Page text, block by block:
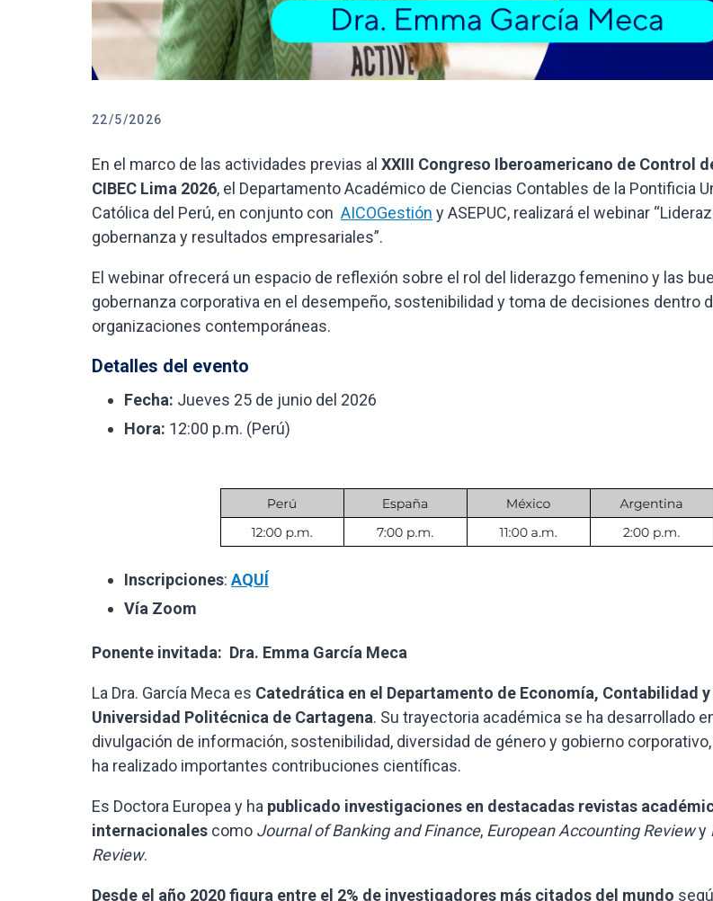
22/5/2026
En el marco de las actividades previas al XXIII Congreso Iberoamericano de Control
CIBEC Lima 2026, el Departamento Académico de Ciencias Contables de la Pontificia
Católica del Perú, en conjunto con AICOGestión y ASEPUC, realizará el webinar
gobernanza y resultados empresariales”.
El webinar ofrecerá un espacio de reflexión sobre el rol del liderazgo femenino y las
gobernanza corporativa en el desempeño, sostenibilidad y toma de decisiones dentro
organizaciones contemporáneas.
Detalles del evento
Fecha: Jueves 25 de junio del 2026
Hora: 12:00 p.m. (Perú)
Inscripciones:AQUÍ
Vía Zoom
Ponente invitada: Dra. Emma García Meca
La Dra. García Meca es Catedrática en el Departamento de Economía, Contabilidad
Universidad Politécnica de Cartagena. Su trayectoria académica se ha desarrollado
divulgación de información, sostenibilidad, diversidad de género y gobierno
ha realizado importantes contribuciones científicas.
Es Doctora Europea y ha publicado investigaciones en destacadas revistas
internacionales como Journal of Banking and Finance, European Accounting Reviewy
Review.
Desde el año 2020 figura entre el 2% de investigadores más citados del mundo